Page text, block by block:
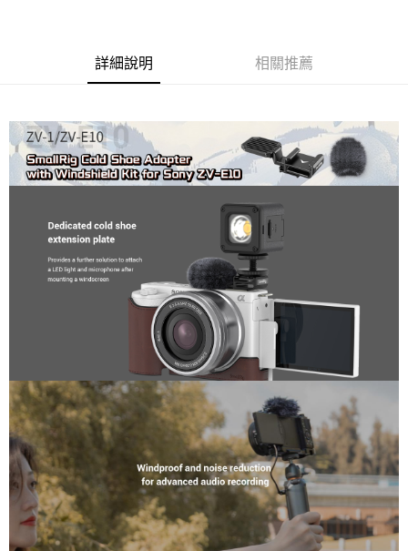
台灣樂天信用卡公司
玉山商業銀行
星展（台灣）商業銀行
元大商業銀行
永豐商業銀行
玉山商業銀行
台灣樂天信用卡公司
全支付
全盈+PAY
相關說明
【關於「AFTEE先享後付」】
AFTEE先享後付是「在收到商品之後才付款」的支付方式。 讓您購物簡單
便利好安心！
１．簡單：不需註冊會員、不需綁卡、不需儲值。
２．便利：只要手機號碼，簡訊認證，即可結帳。
３．安心：先確認商品／服務後，再付款。
【「AFTEE先享後付」結帳流程】
１．於結帳方式選擇「AFTEE先享後付」後，將跳轉至「AFTEE先享後付」
結帳頁面，進行簡訊認證並確認金額後，即可完成結帳。
２．訂單成立數日內，您將收到繳費通知簡訊。
３．收到繳費通知簡訊後14天內，點擊此簡訊中的連結，可透過四大超商／
ATM／網路銀行／等多元方式進行付款，方視為交易完成。
※ 請注意：結帳手續完成當下不需立刻繳費，但若您需要取消訂單，請聯絡
購買商品的店家。未經商家同意取消之訂單仍視為有效，需透過AFTEE先享
後付繳納相關費用。
※ 交易是否成功請以「AFTEE先享後付 」之結帳頁面顯示為準，若有關於
是否繳費成功／繳費後需取消欲退款等相關疑問，請聯繫「AFTEE先享後付
客戶支援中心」https://netprotections.freshdesk.com/support/home
ATM付款
每筆NT$60，滿NT$399(含以上)免運費
萊爾富取貨付款
每筆NT$60，滿NT$399(含以上)免運費
7-11取貨付款
每筆NT$60，滿NT$399(含以上)免運費
宅配
每筆NT$75，滿NT$399(含以上)免運費
詳細說明 相關推薦